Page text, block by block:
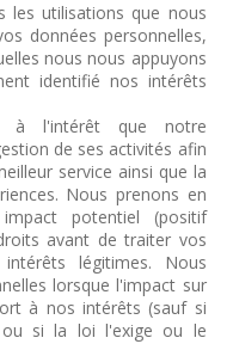
les utilisations que nous
données personnelles,
nous nous appuyons
identifié nos intérêts
à l'intérêt que notre
de ses activités afin
service ainsi que la
Nous prenons en
potentiel (positif
avant de traiter vos
légitimes. Nous
lorsque l'impact sur
à nos intérêts (sauf si
ou si la loi l'exige ou le